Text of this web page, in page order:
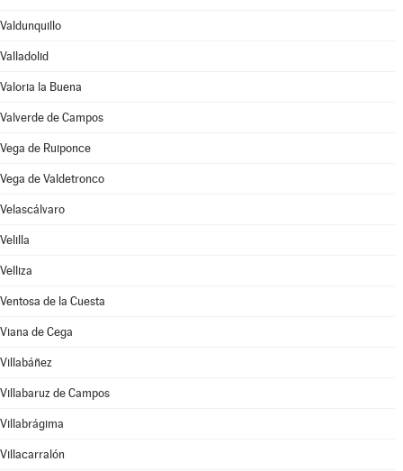
Valdunquillo
Valladolid
Valoria la Buena
Valverde de Campos
Vega de Ruiponce
Vega de Valdetronco
Velascálvaro
Velilla
Velliza
Ventosa de la Cuesta
Viana de Cega
Villabáñez
Villabaruz de Campos
Villabrágima
Villacarralón